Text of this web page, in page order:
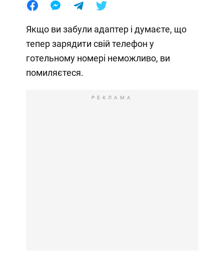
Якщо ви забули адаптер і думаєте, що
тепер зарядити свій телефон у
готельному номері неможливо, ви
помиляєтеся.
РЕКЛАМА